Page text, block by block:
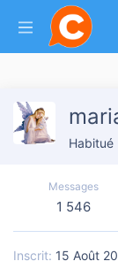
Habitué
Messages
1 546
Inscrit 15 Août